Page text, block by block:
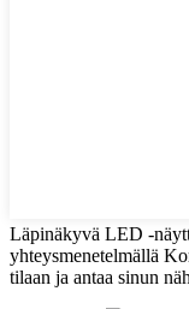
Läpinäkyvä LED -
yhteysmenetelmällä
tilaan ja antaa sinun